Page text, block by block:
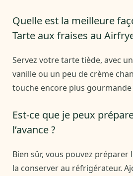
Quelle est la meilleure
Tarte aux fraises au
Servez votre tarte tiède, avec
vanille ou un peu de crème
touche encore plus gourmande
Est-ce que je peux
l’avance ?
Bien sûr, vous pouvez préparer
la conserver au réfrigérateur.